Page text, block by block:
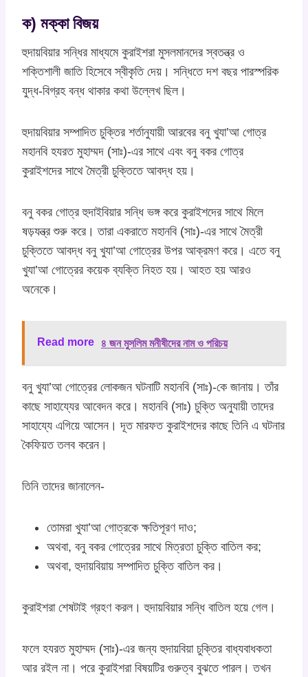
ক) মক্কা বিজয়
হুদায়বিয়ার সন্ধির মাধ্যমে কুরাইশরা মুসলমানদের স্বতন্ত্র ও
শক্তিশালী জাতি হিসেবে স্বীকৃতি দেয়। সন্ধিতে দশ বছর পারস্পরিক
যুদ্ধ-বিগ্রহ বন্ধ থাকার কথা উল্লেখ ছিল।
হুদায়বিয়ার সম্পাদিত চুক্তির শর্তানুযায়ী আরবের বনু খুযা’আ গোত্র
মহানবি হযরত মুহাম্মদ (সাঃ)-এর সাথে এবং বনু বকর গোত্র
কুরাইশদের সাথে মৈত্রী চুক্তিতে আবদ্ধ হয়।
বনু বকর গোত্র হুদাইবিয়ার সন্ধি ভঙ্গ করে কুরাইশদের সাথে মিলে
ষড়যন্ত্র শুরু করে। তারা একরাতে মহানবি (সাঃ)-এর সাথে মৈত্রী
চুক্তিতে আবদ্ধ বনু খুযা’আ গোত্রের উপর আক্রমণ করে। এতে বনু
খুযা’আ গোত্রের কয়েক ব্যক্তি নিহত হয়। আহত হয় আরও
অনেকে।
Read more ৪ জন মুসলিম মনীষীদের নাম ও পরিচয়
বনু খুযা’আ গোত্রের লোকজন ঘটনাটি মহানবি (সাঃ)-কে জানায়। তাঁর
কাছে সাহায্যের আবেদন করে। মহানবি (সাঃ) চুক্তি অনুযায়ী তাদের
সাহায্যে এগিয়ে আসেন। দূত মারফত কুরাইশদের কাছে তিনি এ ঘটনার
কৈফিয়ত তলব করেন।
তিনি তাদের জানালেন-
তোমরা খুযা’আ গোত্রকে ক্ষতিপূরণ দাও;
অথবা, বনু বকর গোত্রের সাথে মিত্রতা চুক্তি বাতিল কর;
অথবা, হুদায়বিয়ায় সম্পাদিত চুক্তি বাতিল কর।
কুরাইশরা শেষটাই গ্রহণ করল। হুদায়বিয়ার সন্ধি বাতিল হয়ে গেল।
ফলে হযরত মুহাম্মদ (সাঃ)-এর জন্য হুদায়বিয়া চুক্তির বাধ্যবাধকতা
আর রইল না। পরে কুরাইশরা বিষয়টির গুরুত্ব বুঝতে পারল। তখন